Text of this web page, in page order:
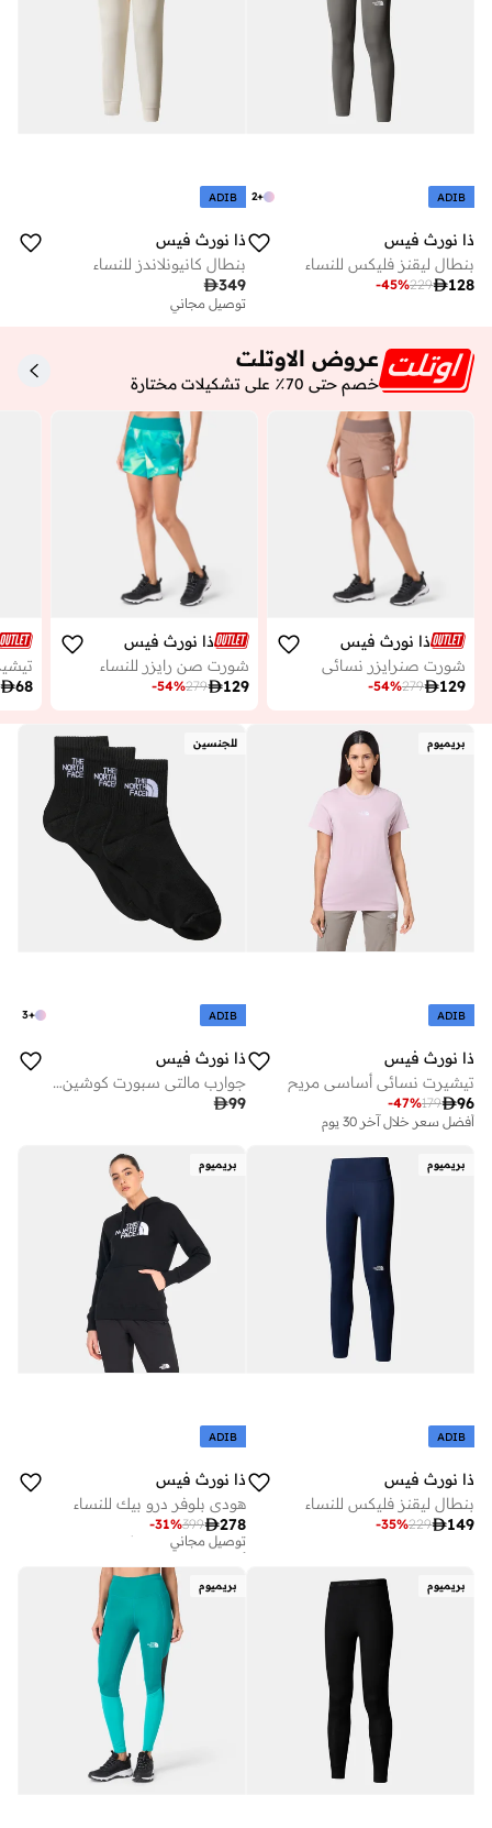
+
2 ADIB
ذا نورث فيس
بنطال ليقنز فليكس للنساء
128
229
-45%
ADIB
ذا نورث فيس
بنطال كانيونلاندز للنساء
349
توصيل مجاني
عروض الاوتلت
خصم حتى 70٪ على تشكيلات مختارة
ذا نورث فيس
شورت صنرايزر نسائي
129
279
-54%
ذا نورث فيس
شورت صن رايزر للنساء
129
279
-54%
68
بريميوم
ADIB
ذا نورث فيس
تيشيرت نسائي أساسي مريح
96
179
-47%
أفضل سعر خلال آخر 30 يوم
للجنسين
+
3 ADIB
ذا نورث فيس
جوارب مالتي سبورت كوشين كوارتر (3 ازواج)
99
بريميوم
ADIB
ذا نورث فيس
بنطال ليقنز فليكس للنساء
149
229
-35%
بريميوم
ADIB
ذا نورث فيس
هودي بلوفر درو بيك للنساء
278
399
-31%
أفضل سعر لهذا العام
توصيل مجاني
أفضل سعر لهذا العام
توصيل مجاني
بريميوم بريميوم